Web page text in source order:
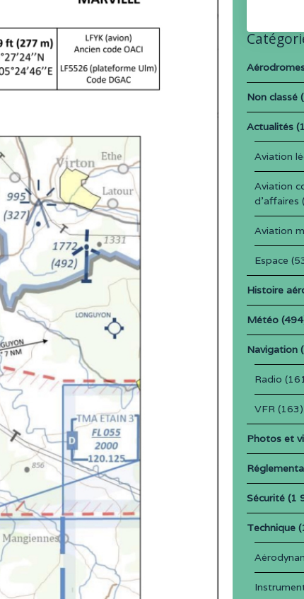
Non classé
Actualités
Aviation
Aviation
d'affaires
Aviation
Espace
Histoire
Météo
Navigation
Radio
VFR (163)
Photos et
Sécurité(1
Technique